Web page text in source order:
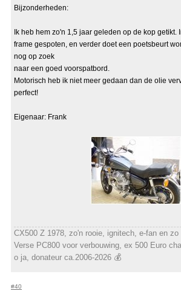
Bijzonderheden:
Ik heb hem zo'n 1,5 jaar geleden op de kop getikt.
frame gespoten, en verder doet een poetsbeurt
nog op zoek
naar een goed voorspatbord.
Motorisch heb ik niet meer gedaan dan de olie
perfect!
Eigenaar: Frank
CX500 Z 1978, zo'n rooie, ignitech, e-fan en zo
Verse PC800 voor verbouwing, ex 500 Euro
o ja, donateur ca.2006-2026 💰
#40